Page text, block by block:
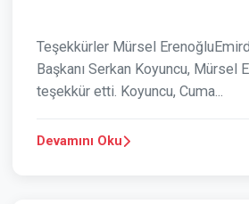
Teşekkürler Mürsel
Başkanı Serkan Koyuncu, Mürsel
teşekkür etti. Koyuncu, Cuma...
Devamını Oku